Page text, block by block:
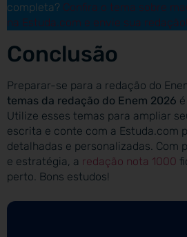
completa? Confira o tema sobre
na Estuda.com e envie sua redação!
Conclusão
Preparar-se para a redação do
temas da redação do Enem 2026
Utilize esses temas para ampliar
escrita e conte com a Estuda.com
detalhadas e personalizadas. Com
e estratégia, a redação nota 1000
perto. Bons estudos!